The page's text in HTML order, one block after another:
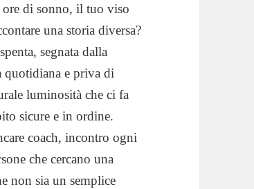
ore di sonno, il tuo viso
una storia diversa?
segnata dalla
quotidiana e priva di
luminosità che ci fa
sicure e in ordine.
coach, incontro ogni
che cercano una
non sia un semplice